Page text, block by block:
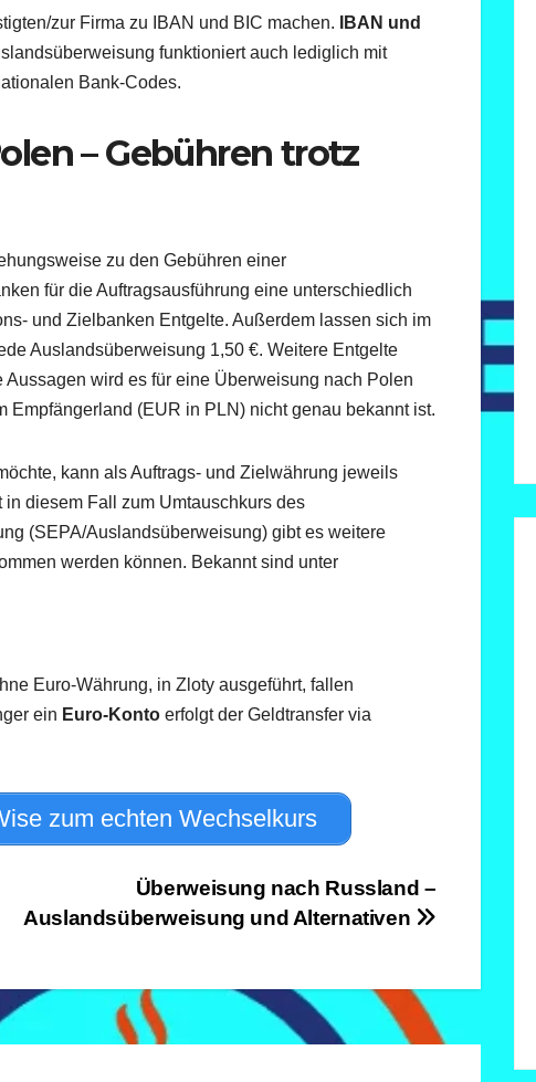
zur Firma zu IBAN und BIC machen.
IBAN und
funktioniert auch lediglich mit
Bank-Codes.
– Gebühren trotz
zu den Gebühren einer
für die Auftragsausführung eine unterschiedlich
und Zielbanken Entgelte. Außerdem lassen sich im
Auslandsüberweisung 1,50 €. Weitere Entgelte
wird es für eine Überweisung nach Polen
(EUR in PLN) nicht genau bekannt ist.
kann als Auftrags- und Zielwährung jeweils
diesem Fall zum Umtauschkurs des
(SEPA/Auslandsüberweisung) gibt es weitere
werden können. Bekannt sind unter
Euro-Währung, in Zloty ausgeführt, fallen
ein Euro-Konto erfolgt der Geldtransfer via
zum echten Wechselkurs
Überweisung nach Russland –
Auslandsüberweisung und Alternativen